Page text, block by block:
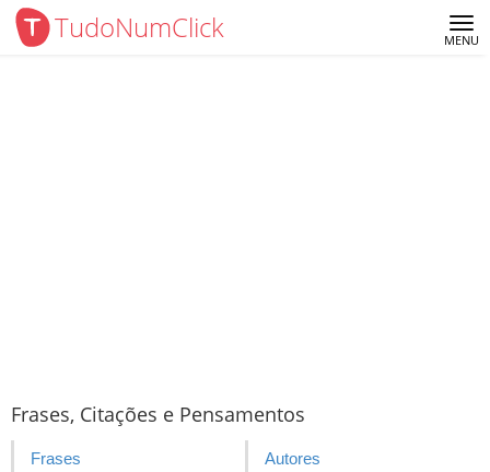
TudoNumClick MENU
Frases, Citações e Pensamentos
Frases Autores